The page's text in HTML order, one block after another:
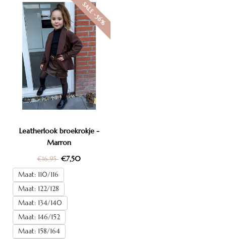
SALE -56%
Leatherlook broekrokje -
Marron
€16,95 €7,50
Maat: 110/116
Maat: 122/128
Maat: 134/140
Maat: 146/152
Maat: 158/164